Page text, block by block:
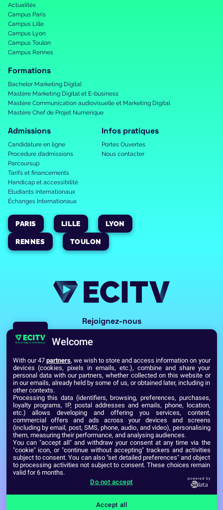
Actualités
Campus Paris
Campus Lille
Campus Lyon
Campus Toulon
Campus Rennes
Formations
Bachelor Marketing Digital
Mastère Marketing Digital et E-business
Mastère Communication audiovisuelle et Marketing Digital
Mastère Chef de Projet Numérique
Admissions
Candidature en ligne
Procédure d’admissions
Parcoursup
Tarifs et financements
Handicap et accessibilité
Etudiants internationaux
Échanges Internationaux
Infos pratiques
Portes Ouvertes
Nous contacter
PARIS LILLE LYON
RENNES TOULON
Rejoignez-nous
Voir toutes les écoles du Réseau GES
Établissement d’Enseignement Supérieur Technique Privé
Dernière mise à jour : Septembre 2024
Mentions légales
Welcome
With our 47 partners, we wish to store and access information on your
devices (cookies, pixels in emails, etc.), combine and share your
personal data with our partners, whether collected on this website or
in our emails, already held by some of us, or obtained later, including in
other contexts.
Processing this data (identifiers, browsing, preferences, purchases,
loyalty programs, IP, postal addresses and emails, phone, location,
etc.) allows developing and offering you services, content,
commercial offers and ads across your devices and screens
(including by email, post, SMS, phone, audio, and video), personalising
them, measuring their performance, and analysing audiences.
You can "accept all" and withdraw your consent at any time via the
"cookie" icon, or "continue without accepting" trackers and activities
subject to consent. You can also "set detailed preferences" and object
to processing activities not subject to consent. These choices remain
valid for 6 months.
Do not accept
powered by
Accept all